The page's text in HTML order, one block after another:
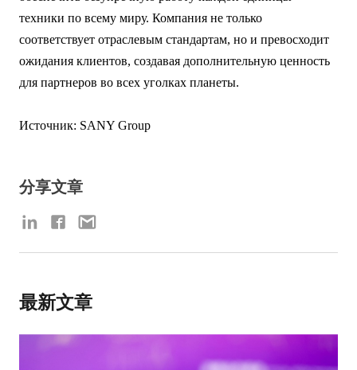
техники по всему миру. Компания не только
соответствует отраслевым стандартам, но и превосходит
ожидания клиентов, создавая дополнительную ценность
для партнеров во всех уголках планеты.
Источник: SANY Group
分享文章
最新文章